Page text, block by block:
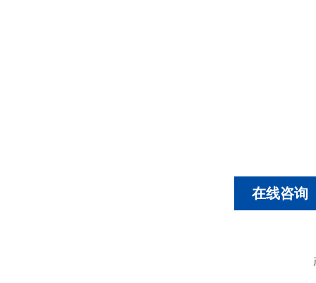
在线咨询